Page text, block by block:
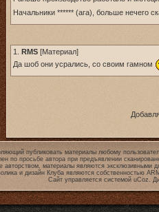
Начальники ****** (ага), больше нечего
1. RMS [Материал]
Да шоб они усрались, со своим гамном
публиковать материалы любому
по просьбе автора при предъявлении
авторством, материалы являются эксклюзивными
и дизайн Клуба являются собственностью
Сайт управляется системой uCoz.